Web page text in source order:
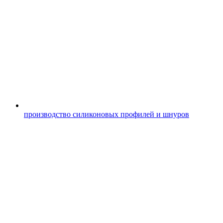
производство силиконовых профилей и шнуров